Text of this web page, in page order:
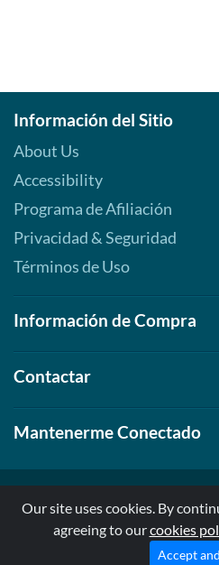
Información del Sitio
About Us
Accessibility
Programa de Afiliación
Privacidad & Seguridad
Términos de Uso
Información de Compra
Contactar
Mantenerme Conectado
© 1999-2026,
* Estas declaraciones no han
Our site uses cookies. By
agreeing to ourcookies
Accept